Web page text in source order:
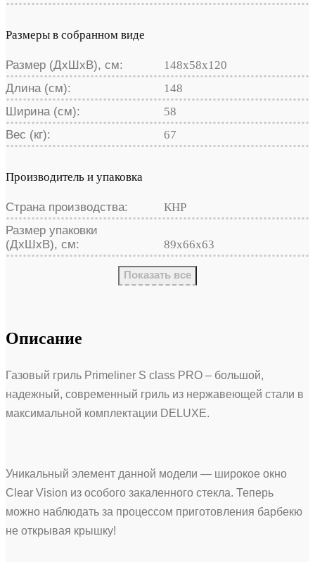
Размеры в собранном виде
Размер (ДхШхВ), см:
148х58х120
Длина (см):
148
Ширина (см):
58
Вес (кг):
67
Производитель и упаковка
Страна производства:
КНР
Размер упаковки
(ДхШхВ), см:
89х66х63
Показать все
Описание
Газовый гриль Primeliner S class PRO – большой,
надежный, современный гриль из нержавеющей стали в
максимальной комплектации DELUXЕ.
Уникальный элемент данной модели — широкое окно
Clear Vision из особого закаленного стекла. Теперь
можно наблюдать за процессом приготовления барбекю
не открывая крышку!